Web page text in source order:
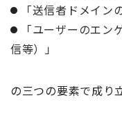
「送信者ドメイン
「ユーザーのエ
信等）」
の三つの要素で成り